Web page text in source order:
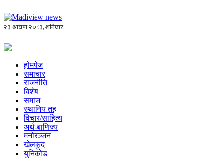
होमपेज
समाचार
राजनीति
विशेष
समाज
स्थानिय तह
विचार/साहित्य
अर्थ-बाणिज्य
मनोरञ्जन
खेलकुद
युनिकोड